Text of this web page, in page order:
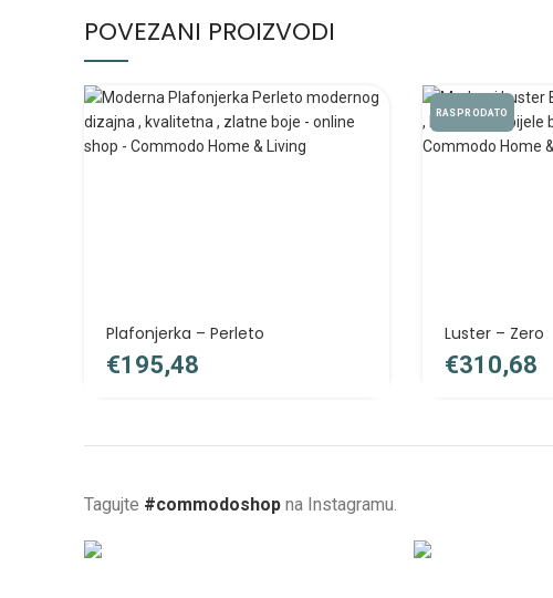
POVEZANI PROIZVODI
Plafonjerka – Perleto
€
RASPRODATO
Luster – Zero
€
Tagujte #commodoshop na Instagramu.